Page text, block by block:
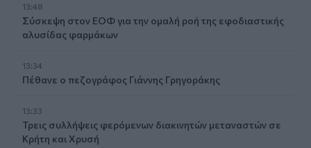
13:48
Σύσκεψη στον ΕΟΦ για την ομαλή ροή της εφοδιαστικής
αλυσίδας φαρμάκων
13:34
Πέθανε ο πεζογράφος Γιάννης Γρηγοράκης
13:33
Τρεις συλλήψεις φερόμενων διακινητών μεταναστών σε
Κρήτη και Χρυσή